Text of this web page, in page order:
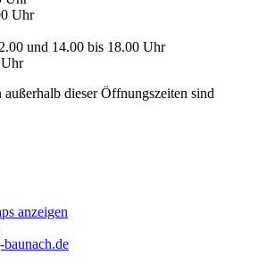
Uhr
und 14.00 bis 18.00 Uhr
dieser Öffnungszeiten sind
anzeigen